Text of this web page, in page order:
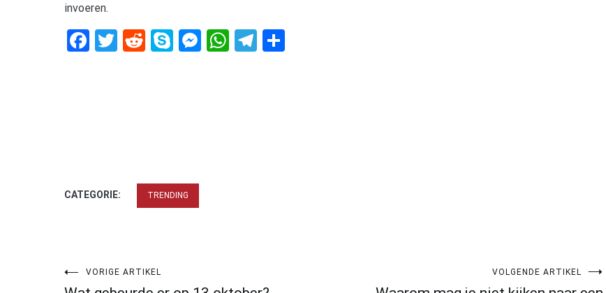
invoeren.
Facebook
Twitter
RedditSkypeMessenger
WhatsApp
Telegram
CATEGORIE: TRENDING
Bericht
VORIGE ARTIKEL VOLGENDE ARTIKEL